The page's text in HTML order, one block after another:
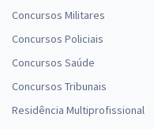
Concursos Militares
Concursos Policiais
Concursos Saúde
Concursos Tribunais
Residência Multiprofissional